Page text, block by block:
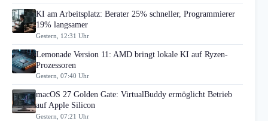
KI am Arbeitsplatz: Berater 25% schneller, Programmierer
19% langsamer
Gestern, 12:31 Uhr
Lemonade Version 11: AMD bringt lokale KI auf Ryzen-
Prozessoren
Gestern, 07:40 Uhr
macOS 27 Golden Gate: VirtualBuddy ermöglicht Betrieb
auf Apple Silicon
Gestern, 07:21 Uhr